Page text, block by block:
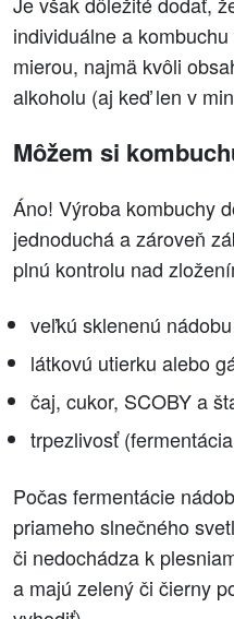
individuálne a
mierou, najmä kvôli
alkoholu (aj keď len v
Môžem si
Áno! Výroba kombuchy
jednoduchá a zároveň
plnú kontrolu nad
veľkú sklenenú
látkovú utierku alebo
čaj, cukor, SCOBY a
trpezlivosť
Počas fermentácie
priameho slnečného
či nedochádza k
a majú zelený či čierny